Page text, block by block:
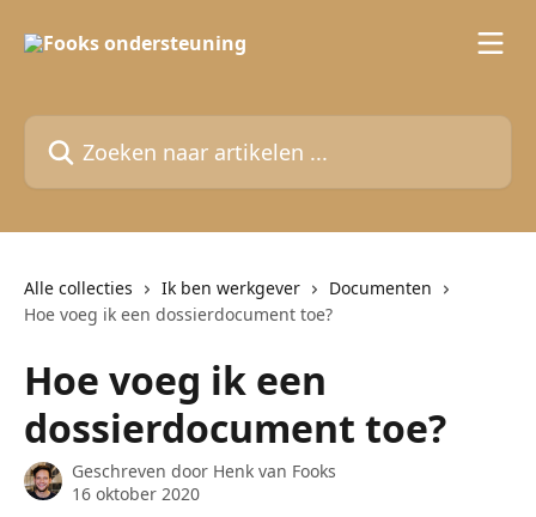
Zoeken naar artikelen ...
Alle collecties Ik ben werkgever
Documenten
Hoe voeg ik een dossierdocument toe?
Hoe voeg ik een
dossierdocument toe?
Geschreven door Henk van Fooks
16 oktober 2020